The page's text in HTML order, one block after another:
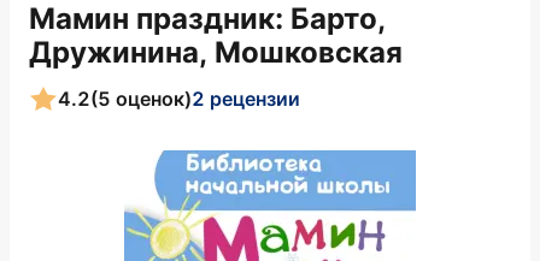
Мамин праздник: Барто,
Дружинина, Мошковская
4.2(5 оценок)2 рецензии